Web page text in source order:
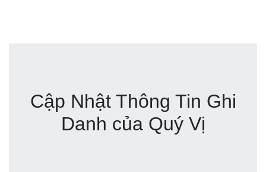
Cập Nhật Thông Tin Ghi
Danh của Quý Vị